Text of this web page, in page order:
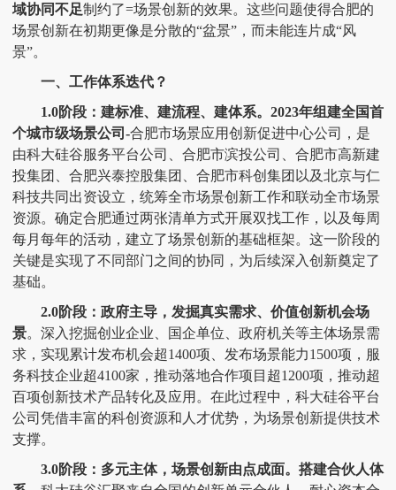
域协同不足制约了=场景创新的效果。这些问题使得合肥的
场景创新在初期更像是分散的“盆景”，而未能连片成“风
景”。
一、 工作体系迭代？
1.0阶段：建标准、建流程、建体系。2023年组建全国首
个城市级场景公司-合肥市场景应用创新促进中心公司，是
由科大硅谷服务平台公司、合肥市滨投公司、合肥市高新建
投集团、合肥兴泰控股集团、合肥市科创集团以及北京与仁
科技共同出资设立，统筹全市场景创新工作和联动全市场景
资源。确定合肥通过两张清单方式开展双找工作，以及每周
每月每年的活动，建立了场景创新的基础框架。这一阶段的
关键是实现了不同部门之间的协同，为后续深入创新奠定了
基础。
2.0阶段：政府主导，发掘真实需求、价值创新机会场
景。深入挖掘创业企业、国企单位、政府机关等主体场景需
求，实现累计发布机会超1400项、发布场景能力1500项，服
务科技企业超4100家，推动落地合作项目超1200项，推动超
百项创新技术产品转化及应用。在此过程中，科大硅谷平台
公司凭借丰富的科创资源和人才优势，为场景创新提供技术
支撑。
3.0阶段：多元主体，场景创新由点成面。搭建合伙人体